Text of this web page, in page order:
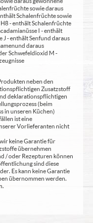
sowie daraus
Schalenfrüchte sowie
- enthält Schalenfrüchte
I - enthält
J - enthält Senf und daraus
und daraus
Schwefeldioxid M -
neben den
Zusatzstoff
deklarationspflichtigen
(beim
in unseren Küchen)
ist eine
Vorlieferanten nicht
keine Garantie für
übernehmen
/ oder Rezepturen können
sind diese
Es kann keine Garantie
übernommen werden.